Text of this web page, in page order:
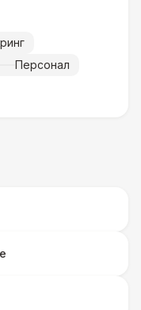
Персонал